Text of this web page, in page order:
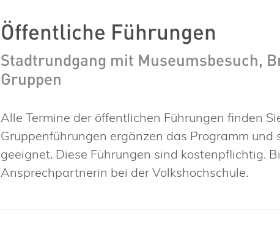
Öffentliche Führungen
Stadtrundgang mit Museumsbesuch,
Gruppen
Alle Termine der öffentlichen Führungen finden
Gruppenführungen ergänzen das Programm
geeignet. Diese Führungen sind kostenpflichtig.
Ansprechpartnerin bei der Volkshochschule.